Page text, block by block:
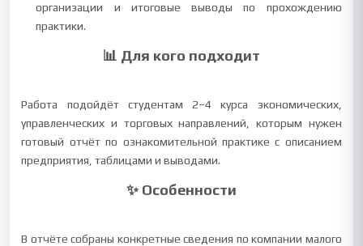
организации и итоговые выводы по прохождению
практики.
📊 Для кого подходит
Работа подойдёт студентам 2–4 курса экономических,
управленческих и торговых направлений, которым нужен
готовый отчёт по ознакомительной практике с описанием
предприятия, таблицами и выводами.
✨ Особенности
В отчёте собраны конкретные сведения по компании малого